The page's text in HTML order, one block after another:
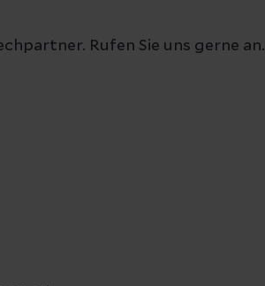
Rufen Sie uns gerne an.